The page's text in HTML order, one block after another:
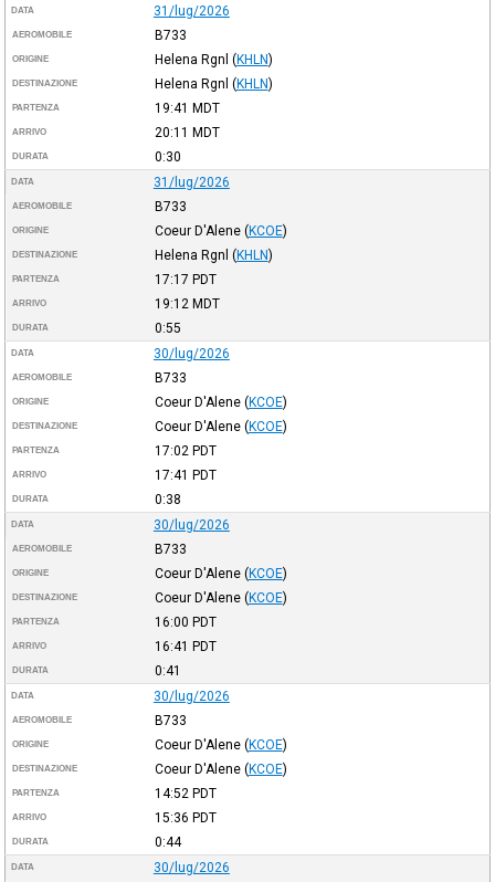
DATA 31/lug/2026
AEROMOBILE B733
ORIGINE Helena Rgnl (KHLN)
DESTINAZIONE Helena Rgnl (KHLN)
PARTENZA 19:41 MDT
ARRIVO 20:11 MDT
DURATA 0:30
DATA 31/lug/2026
AEROMOBILE B733
ORIGINE Coeur D'Alene (KCOE)
DESTINAZIONE Helena Rgnl (KHLN)
PARTENZA 17:17 PDT
ARRIVO 19:12 MDT
DURATA 0:55
DATA 30/lug/2026
AEROMOBILE B733
ORIGINE Coeur D'Alene (KCOE)
DESTINAZIONE Coeur D'Alene (KCOE)
PARTENZA 17:02 PDT
ARRIVO 17:41 PDT
DURATA 0:38
DATA 30/lug/2026
AEROMOBILE B733
ORIGINE Coeur D'Alene (KCOE)
DESTINAZIONE Coeur D'Alene (KCOE)
PARTENZA 16:00 PDT
ARRIVO 16:41 PDT
DURATA 0:41
DATA 30/lug/2026
AEROMOBILE B733
ORIGINE Coeur D'Alene (KCOE)
DESTINAZIONE Coeur D'Alene (KCOE)
PARTENZA 14:52 PDT
ARRIVO 15:36 PDT
DURATA 0:44
DATA 30/lug/2026